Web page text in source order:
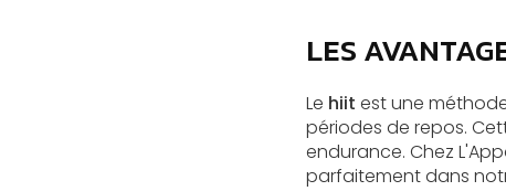
LES
Le hiit est une
périodes de repos.
endurance. Chez
parfaitement dans